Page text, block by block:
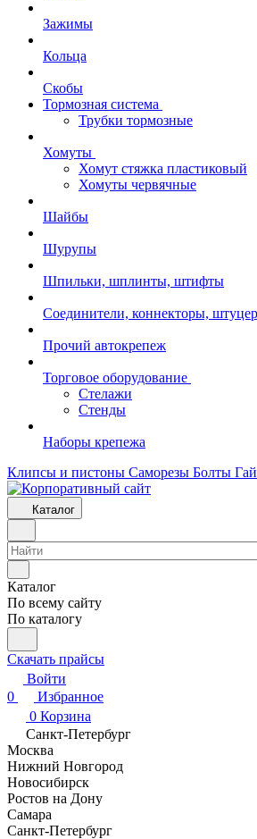
Зажимы
Кольца
Скобы
Тормозная система
Трубки тормозные
Хомуты
Хомут стяжка пластиковый
Хомуты червячные
Шайбы
Шурупы
Шпильки, шплинты, штифты
Соединители, коннекторы,
Прочий автокрепеж
Торговое оборудование
Стелажи
Стенды
Наборы крепежа
Клипсы и пистоны Саморезы Болты
Каталог
Каталог
По всему сайту
По каталогу
Скачать прайсы
Войти
0
Избранное
0 Корзина
Санкт-Петербург
Москва
Нижний Новгород
Новосибирск
Ростов на Дону
Самара
Санкт-Петербург